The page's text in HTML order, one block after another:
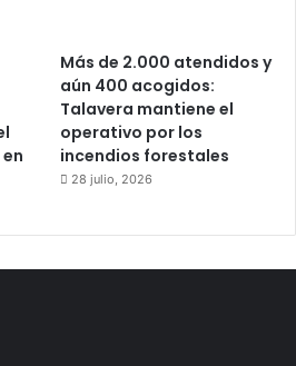
Más de 2.000 atendidos y
aún 400 acogidos:
Talavera mantiene el
operativo por los
incendios forestales
28 julio, 2026